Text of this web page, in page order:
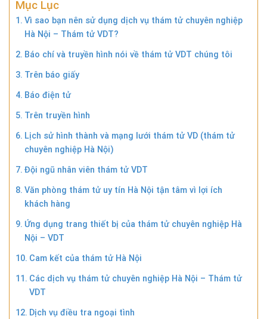
Mục Lục
Vì sao bạn nên sử dụng dịch vụ thám tử chuyên nghiệp
Hà Nội – Thám tử VDT?
Báo chí và truyền hình nói về thám tử VDT chúng tôi
Trên báo giấy
Báo điện tử
Trên truyền hình
Lịch sử hình thành và mạng lưới thám tử VD (thám tử
chuyên nghiệp Hà Nội)
Đội ngũ nhân viên thám tử VDT
Văn phòng thám tử uy tín Hà Nội tận tâm vì lợi ích
khách hàng
Ứng dụng trang thiết bị của thám tử chuyên nghiệp Hà
Nội – VDT
Cam kết của thám tử Hà Nội
Các dịch vụ thám tử chuyên nghiệp Hà Nội – Thám tử
VDT
Dịch vụ điều tra ngoại tình